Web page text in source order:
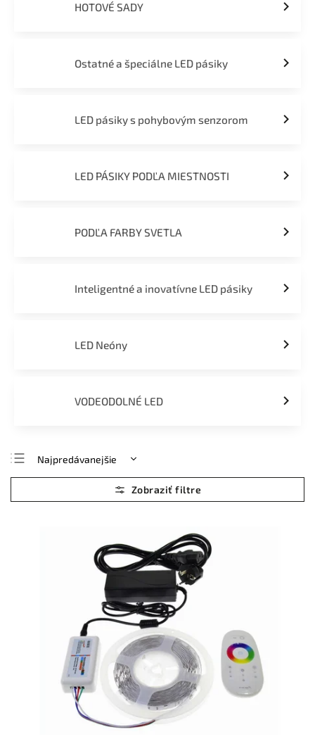
HOTOVÉ SADY
Ostatné a špeciálne LED pásiky
LED pásiky s pohybovým senzorom
LED PÁSIKY PODĽA MIESTNOSTI
PODĽA FARBY SVETLA
Inteligentné a inovatívne LED pásiky
LED Neóny
VODEODOLNÉ LED
Najpredávanejšie
Najlacnejšie
Najdrahšie